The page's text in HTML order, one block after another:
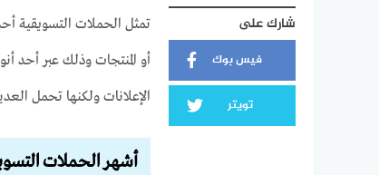
شارك على
فيس بوك
تويتر
تمثل الحملات التسويقية
أو المنتجات وذلك عبر أحد
الإعلانات ولكنها تحمل
أشهر الحملات